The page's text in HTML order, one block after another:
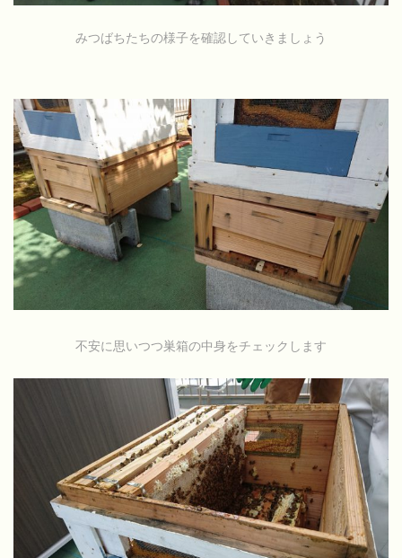
みつばちたちの様子を確認していきましょう
不安に思いつつ巣箱の中身をチェックします